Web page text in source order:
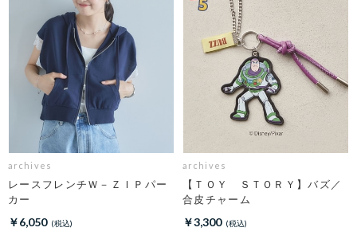
archives
レースフレンチＷ－ＺＩＰパー
カー
￥6,050
archives
【ＴＯＹ ＳＴＯＲＹ】バズ／
合皮チャーム
￥3,300